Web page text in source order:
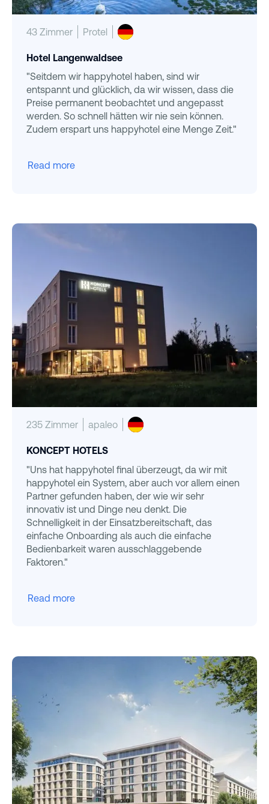
43 Zimmer Protel
Hotel Langenwaldsee
"Seitdem wir happyhotel haben, sind wir
entspannt und glücklich, da wir wissen, dass die
Preise permanent beobachtet und angepasst
werden. So schnell hätten wir nie sein können.
Zudem erspart uns happyhotel eine Menge Zeit."
Read more
235 Zimmer apaleo
KONCEPT HOTELS
"Uns hat happyhotel final überzeugt, da wir mit
happyhotel ein System, aber auch vor allem einen
Partner gefunden haben, der wie wir sehr
innovativ ist und Dinge neu denkt. Die
Schnelligkeit in der Einsatzbereitschaft, das
einfache Onboarding als auch die einfache
Bedienbarkeit waren ausschlaggebende
Faktoren."
Read more